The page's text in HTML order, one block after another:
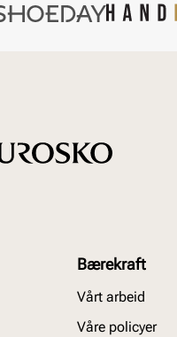
Bærekraft
Vårt arbeid
Våre policyer